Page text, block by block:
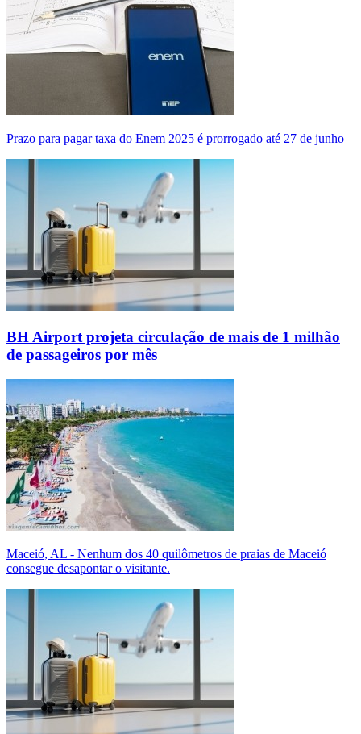
Prazo para pagar taxa do Enem 2025 é prorrogado até 27 de junho
BH Airport projeta circulação de mais de 1 milhão
de passageiros por mês
Maceió, AL - Nenhum dos 40 quilômetros de praias de Maceió
consegue desapontar o visitante.